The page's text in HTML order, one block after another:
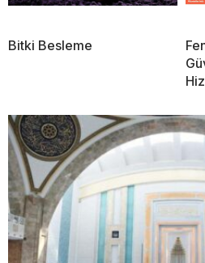
Bitki Besleme